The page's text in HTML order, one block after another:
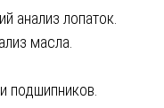
анализ лопаток.
масла.
подшипников.